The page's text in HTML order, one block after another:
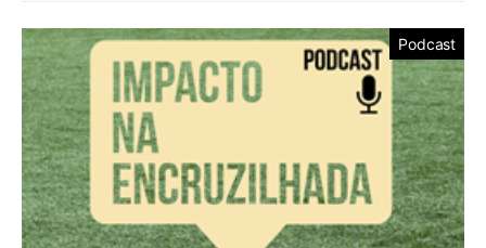
Podcast